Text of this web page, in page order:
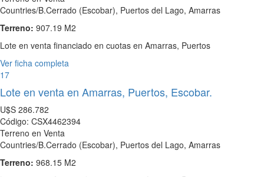
Countries/B.Cerrado (Escobar), Puertos del Lago, Amarras
Terreno: 907.19 M2
Lote en venta financiado en cuotas en Amarras, Puertos
Ver ficha completa
17
Lote en venta en Amarras, Puertos, Escobar.
U$S 286.782
Código: CSX4462394
Terreno en Venta
Countries/B.Cerrado (Escobar), Puertos del Lago, Amarras
Terreno: 968.15 M2